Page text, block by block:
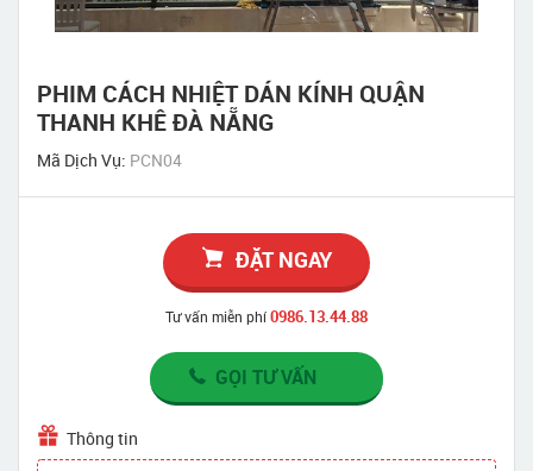
PHIM CÁCH NHIỆT DÁN KÍNH QUẬN
THANH KHÊ ĐÀ NẴNG
Mã Dịch Vụ: PCN04
ĐẶT NGAY
Tư vấn miễn phí0986.13.44.88
GỌI TƯ VẤN
Thông tin